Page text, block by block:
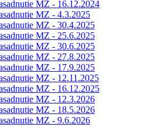
MZ - 16.12.2024
MZ - 4.3.2025
MZ - 30.4.2025
MZ - 25.6.2025
MZ - 30.6.2025
MZ - 27.8.2025
MZ - 17.9.2025
MZ - 12.11.2025
MZ - 16.12.2025
MZ - 12.3.2026
MZ - 18.5.2026
MZ - 9.6.2026